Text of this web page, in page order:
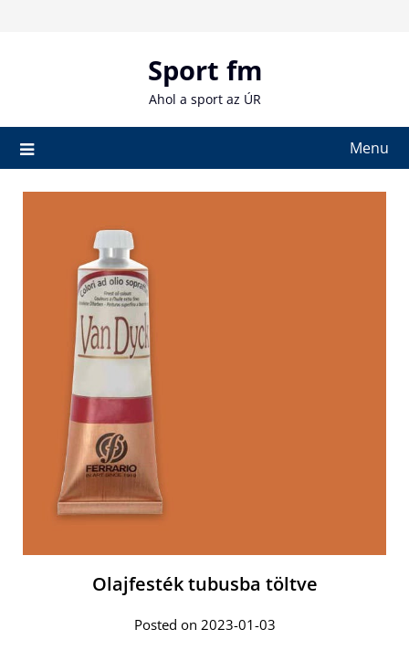
Sport fm
Ahol a sport az ÚR
Menu
Olajfesték tubusba töltve
Posted on 2023-01-03